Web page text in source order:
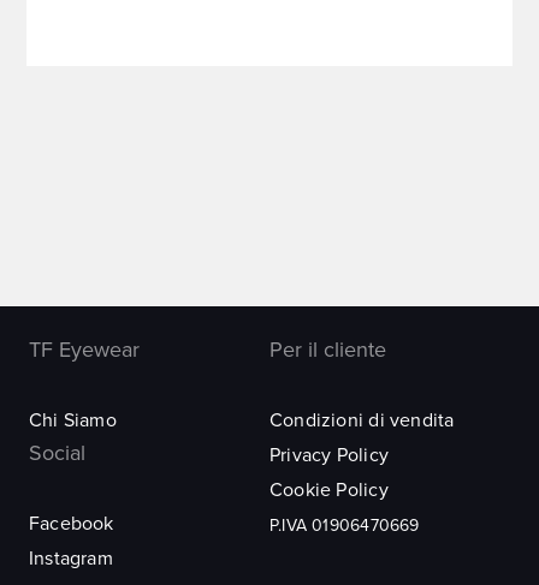
TF Eyewear
Chi Siamo
Per il cliente
Condizioni di vendita
Social
Facebook
Instagram
Privacy Policy
Cookie Policy
P.IVA 01906470669